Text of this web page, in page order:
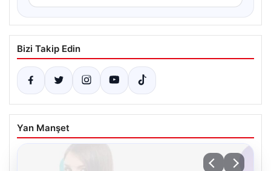
Bizi Takip Edin
Yan Manşet